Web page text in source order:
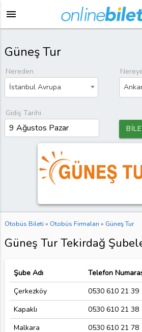
menu
Güneş Tur
Nereden
İstanbul Avrupa
Gidiş Tarihi
Otobüs Bileti » Otobüs Firmaları » Güneş Tur
Güneş Tur Tekirdağ
Şube Adı
Telefon
Çerkezköy
0530 610 21 39
Kapaklı
0530 610 21 38
Malkara
0530 610 21 78